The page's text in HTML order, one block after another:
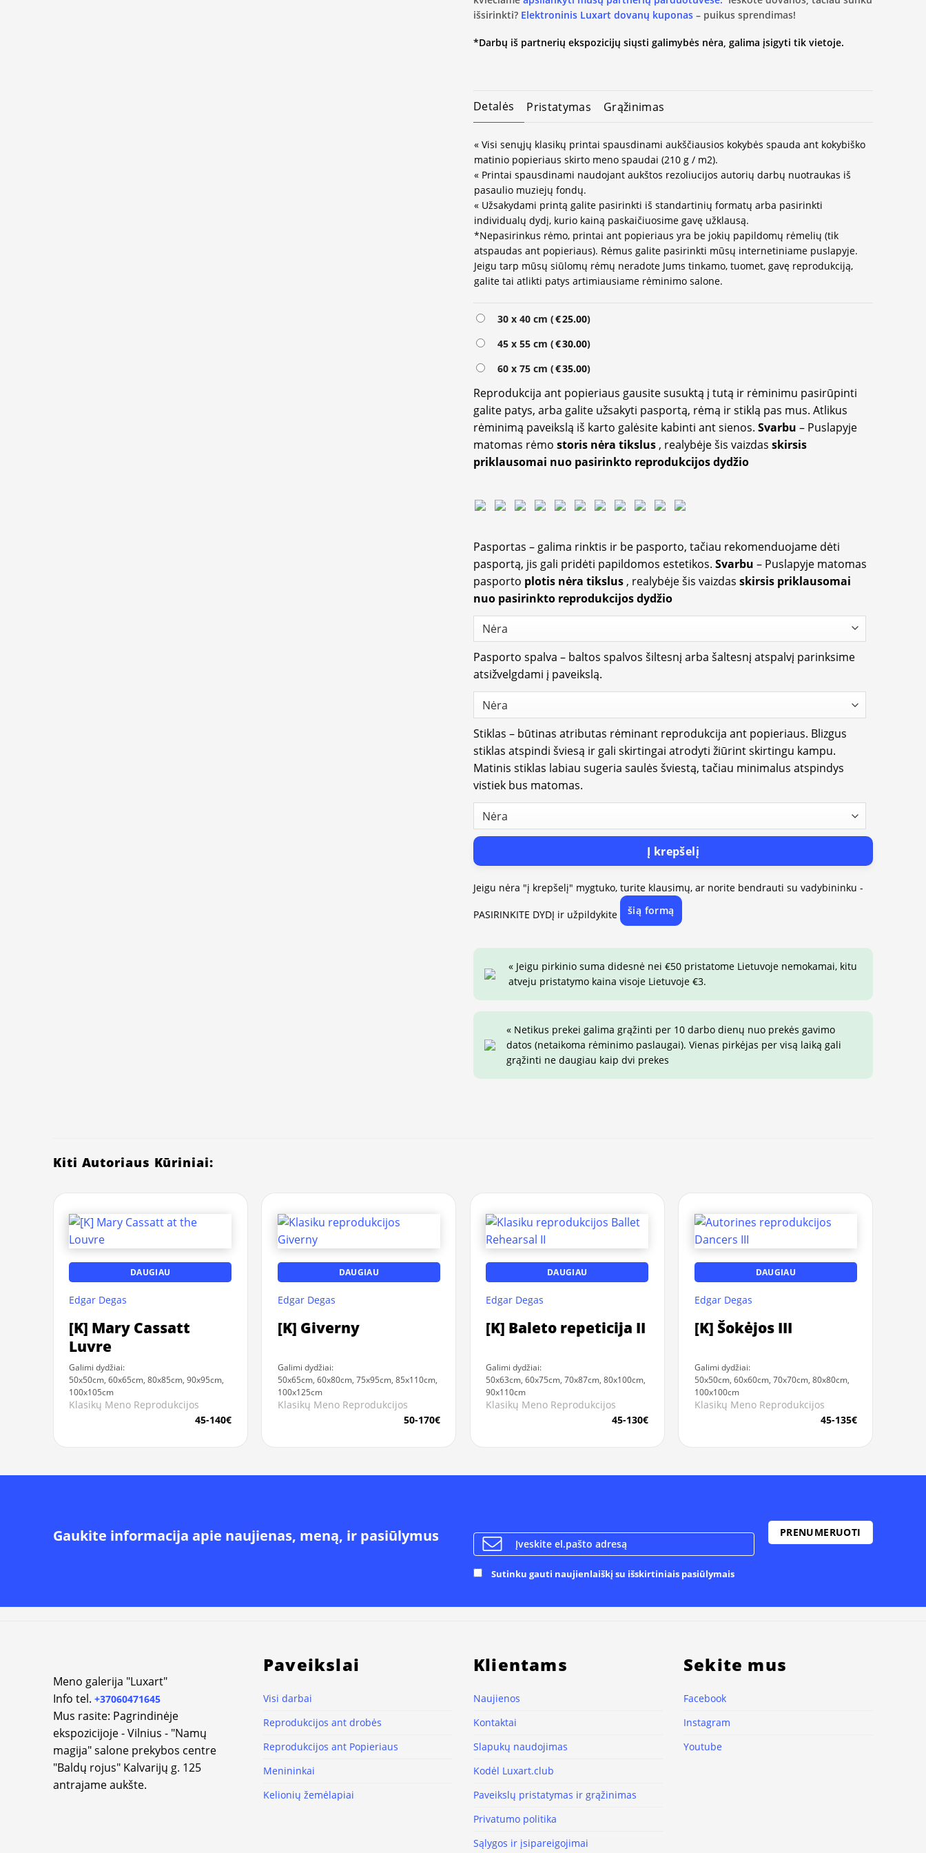
išsirinkti? Elektroninis Luxart dovanų kuponas – puikus sprendimas!
*Darbų iš partnerių ekspozicijų siųsti galimybės nėra, galima įsigyti tik vietoje.
Detalės Pristatymas Grąžinimas
« Visi senųjų klasikų printai spausdinami aukščiausios kokybės spauda ant kokybiško
matinio popieriaus skirto meno spaudai (210 g / m2).
« Printai spausdinami naudojant aukštos rezoliucijos autorių darbų nuotraukas iš
pasaulio muziejų fondų.
« Užsakydami printą galite pasirinkti iš standartinių formatų arba pasirinkti
individualų dydį, kurio kainą paskaičiuosime gavę užklausą.
*Nepasirinkus rėmo, printai ant popieriaus yra be jokių papildomų rėmelių (tik
atspaudas ant popieriaus). Rėmus galite pasirinkti mūsų internetiniame puslapyje.
Jeigu tarp mūsų siūlomų rėmų neradote Jums tinkamo, tuomet, gavę reprodukciją,
galite tai atlikti patys artimiausiame rėminimo salone.
30 x 40 cm (€25.00)
45 x 55 cm (€30.00)
60 x 75 cm (€35.00)
Reprodukcija ant popieriaus gausite susuktą į tutą ir rėminimu pasirūpinti
galite patys, arba galite užsakyti pasportą, rėmą ir stiklą pas mus. Atlikus
rėminimą paveikslą iš karto galėsite kabinti ant sienos. Svarbu – Puslapyje
matomas rėmo storis nėra tikslus , realybėje šis vaizdas skirsis
priklausomai nuo pasirinkto reprodukcijos dydžio
Pasportas – galima rinktis ir be pasporto, tačiau rekomenduojame dėti
pasportą, jis gali pridėti papildomos estetikos. Svarbu – Puslapyje matomas
pasporto plotis nėra tikslus , realybėje šis vaizdas skirsis priklausomai
nuo pasirinkto reprodukcijos dydžio
Pasporto spalva – baltos spalvos šiltesnį arba šaltesnį atspalvį parinksime
atsižvelgdami į paveikslą.
Stiklas – būtinas atributas rėminant reprodukcija ant popieriaus. Blizgus
stiklas atspindi šviesą ir gali skirtingai atrodyti žiūrint skirtingu kampu.
Matinis stiklas labiau sugeria saulės šviestą, tačiau minimalus atspindys
vistiek bus matomas.
Į krepšelį
Jeigu nėra "į krepšelį" mygtuko, turite klausimų, ar norite bendrauti su vadybininku -
PASIRINKITE DYDĮ ir užpildykite šią formą
« Jeigu pirkinio suma didesnė nei €50 pristatome Lietuvoje nemokamai, kitu
atveju pristatymo kaina visoje Lietuvoje €3.
« Netikus prekei galima grąžinti per 10 darbo dienų nuo prekės gavimo
datos (netaikoma rėminimo paslaugai). Vienas pirkėjas per visą laiką gali
grąžinti ne daugiau kaip dvi prekes
Kiti Autoriaus Kūriniai:
DAUGIAU
Edgar Degas
[K] Mary Cassatt
Luvre
Galimi dydžiai:
50x50cm, 60x65cm, 80x85cm, 90x95cm,
100x105cm
Klasikų Meno Reprodukcijos
45-140€
DAUGIAU
Edgar Degas
[K] Giverny
Galimi dydžiai:
50x65cm, 60x80cm, 75x95cm, 85x110cm,
100x125cm
Klasikų Meno Reprodukcijos
50-170€
DAUGIAU
Edgar Degas
[K] Baleto repeticija II
Galimi dydžiai:
50x63cm, 60x75cm, 70x87cm, 80x100cm,
90x110cm
Klasikų Meno Reprodukcijos
45-130€
DAUGIAU
Edgar Degas
[K] Šokėjos III
Galimi dydžiai:
50x50cm, 60x60cm, 70x70cm, 80x80cm,
100x100cm
Klasikų Meno Reprodukcijos
45-135€
Gaukite informacija apie naujienas, meną, ir pasiūlymus
Sutinku gauti naujienlaiškį su išskirtiniais pasiūlymais
Meno galerija "Luxart"
Info tel. +37060471645
Mus rasite: Pagrindinėje
ekspozicijoje - Vilnius - "Namų
magija" salone prekybos centre
"Baldų rojus" Kalvarijų g. 125
antrajame aukšte.
Paveikslai
Visi darbai
Reprodukcijos ant drobės
Reprodukcijos ant Popieriaus
Menininkai
Kelionių žemėlapiai
Klientams
Naujienos
Kontaktai
Slapukų naudojimas
Kodėl Luxart.club
Paveikslų pristatymas ir grąžinimas
Privatumo politika
Sąlygos ir įsipareigojimai
Sekite mus
Facebook
Instagram
Youtube